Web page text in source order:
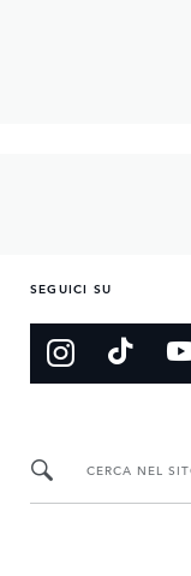
SEGUICI SU
CERCA NEL